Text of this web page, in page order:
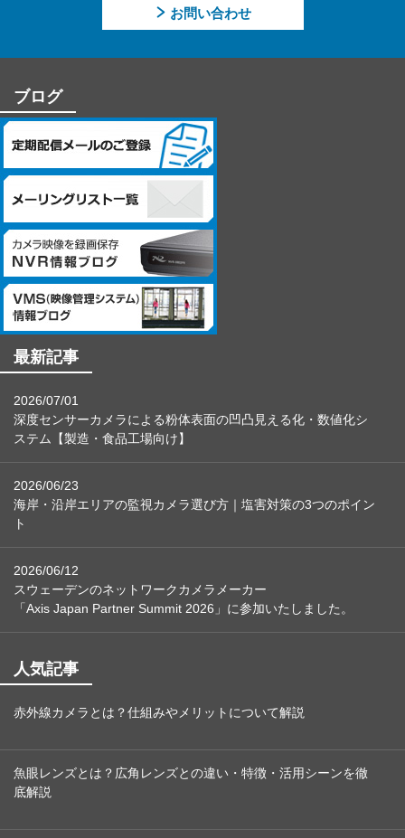
提供頂けない個人情報の種類によっては、【個人情報の利用目
的】に記載した業務ができない場合があります。
【個人情報に関するお問合せ先】
「開示等のご請求」「苦情・お問合せ」「個人情報保護方針」
に関するお問合せは下記の窓口にお願いします。
－個人情報に関するお問合せ先－
〒060-0807 北海道札幌市北区北7条西4丁目1番地2 KDX札幌ビル
株式会社システム・ケイ 「個人情報窓口」
TEL：011-299-4416
個人情報保護管理者：管理本部 駒場 諭
お問い合わせ
ブログ
最新記事
2026/07/01
深度センサーカメラによる粉体表面の凹凸見える化・数値化シ
ステム【製造・食品工場向け】
2026/06/23
海岸・沿岸エリアの監視カメラ選び方｜塩害対策の3つのポイン
ト
2026/06/12
スウェーデンのネットワークカメラメーカー
「Axis Japan Partner Summit 2026」に参加いたしました。
人気記事
赤外線カメラとは？仕組みやメリットについて解説
魚眼レンズとは？広角レンズとの違い・特徴・活用シーンを徹
底解説